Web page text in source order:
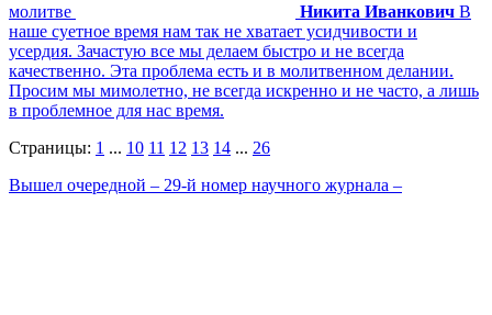
молитве Никита Иванкович В
наше суетное время нам так не хватает усидчивости и
усердия. Зачастую все мы делаем быстро и не всегда
качественно. Эта проблема есть и в молитвенном делании.
Просим мы мимолетно, не всегда искренно и не часто, а лишь
в проблемное для нас время.
Страницы: 1 ... 10 11 12 13 14 ... 26
Вышел очередной – 29-й номер научного журнала –